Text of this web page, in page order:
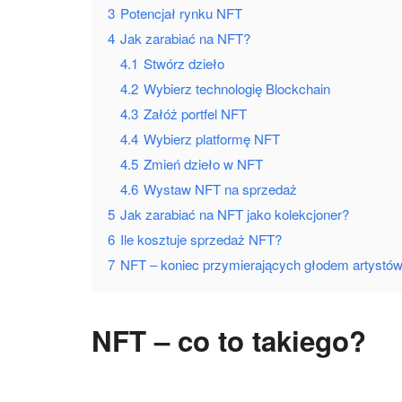
3 Potencjał rynku NFT
4 Jak zarabiać na NFT?
4.1 Stwórz dzieło
4.2 Wybierz technologię Blockchain
4.3 Załóż portfel NFT
4.4 Wybierz platformę NFT
4.5 Zmień dzieło w NFT
4.6 Wystaw NFT na sprzedaż
5 Jak zarabiać na NFT jako kolekcjoner?
6 Ile kosztuje sprzedaż NFT?
7 NFT – koniec przymierających głodem
NFT – co to takiego?